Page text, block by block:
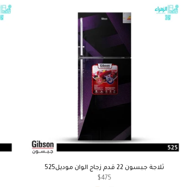
ثلاجة جبسون 22 قدم زجاج الوان موديل525
$475